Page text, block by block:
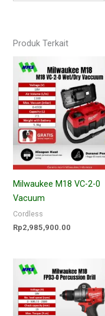
Produk Terkait
Milwaukee M18 VC-2-0
Vacuum
Cordless
Rp2,985,900.00